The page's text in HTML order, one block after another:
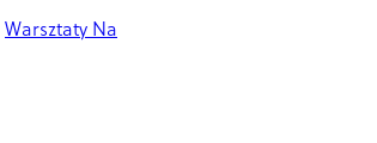
Warsztaty Na